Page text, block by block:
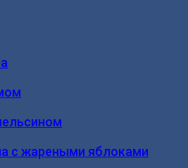
с жареными яблоками